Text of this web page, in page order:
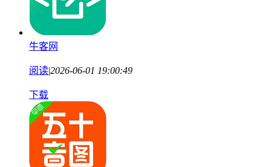
牛客网
阅读|2026-06-01 19:00:49
下载